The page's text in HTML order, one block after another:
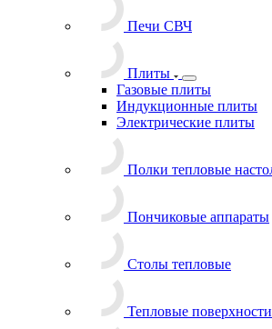
Печи СВЧ
Плиты
Газовые плиты
Индукционные плиты
Электрические плиты
Полки тепловые
Пончиковые аппараты
Столы тепловые
Тепловые поверхности